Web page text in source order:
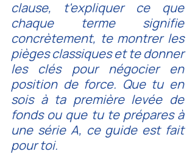
clause, t'expliquer ce que
chaque terme signifie
concrètement, te montrer les
pièges classiques et te donner
les clés pour négocier en
position de force. Que tu en
sois à ta première levée de
fonds ou que tu te prépares à
une série A, ce guide est fait
pour toi.